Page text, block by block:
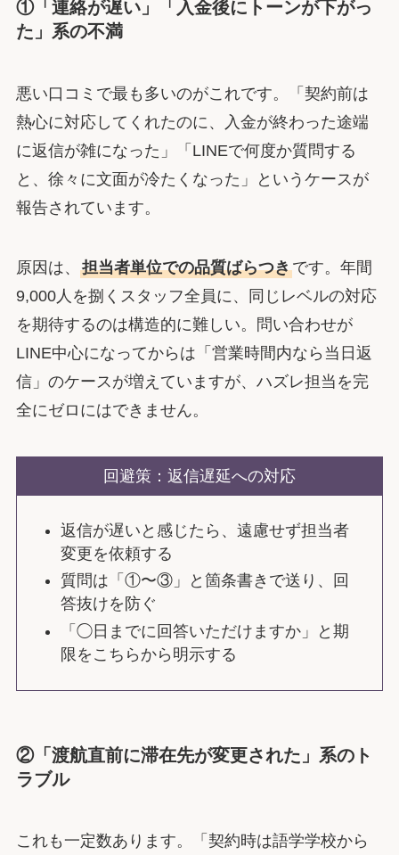
①「連絡が遅い」「入金後にトーンが下がっ
た」系の不満
悪い口コミで最も多いのがこれです。「契約前は
熱心に対応してくれたのに、入金が終わった途端
に返信が雑になった」「LINEで何度か質問する
と、徐々に文面が冷たくなった」というケースが
報告されています。
原因は、 担当者単位での品質ばらつきです。年間
9,000人を捌くスタッフ全員に、同じレベルの対応
を期待するのは構造的に難しい。問い合わせが
LINE中心になってからは「営業時間内なら当日返
信」のケースが増えていますが、ハズレ担当を完
全にゼロにはできません。
回避策：返信遅延への対応
返信が遅いと感じたら、遠慮せず担当者
変更を依頼する
質問は「①〜③」と箇条書きで送り、回
答抜けを防ぐ
「◯日までに回答いただけますか」と期
限をこちらから明示する
②「渡航直前に滞在先が変更された」系のト
ラブル
これも一定数あります。「契約時は語学学校から